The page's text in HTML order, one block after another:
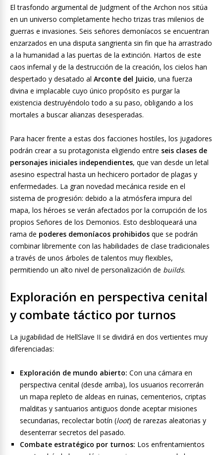
El trasfondo argumental de Judgment of the Archon nos sitúa
en un universo completamente hecho trizas tras milenios de
guerras e invasiones. Seis señores demoníacos se encuentran
enzarzados en una disputa sangrienta sin fin que ha arrastrado
a la humanidad a las puertas de la extinción. Hartos de este
caos infernal y de la destrucción de la creación, los cielos han
despertado y desatado al Arconte del Juicio, una fuerza
divina e implacable cuyo único propósito es purgar la
existencia destruyéndolo todo a su paso, obligando a los
mortales a buscar alianzas desesperadas.
Para hacer frente a estas dos facciones hostiles, los jugadores
podrán crear a su protagonista eligiendo entre seis clases de
personajes iniciales independientes, que van desde un letal
asesino espectral hasta un hechicero portador de plagas y
enfermedades. La gran novedad mecánica reside en el
sistema de progresión: debido a la atmósfera impura del
mapa, los héroes se verán afectados por la corrupción de los
propios Señores de los Demonios. Esto desbloqueará una
rama de poderes demoníacos prohibidos que se podrán
combinar libremente con las habilidades de clase tradicionales
a través de unos árboles de talentos muy flexibles,
permitiendo un alto nivel de personalización de builds.
Exploración en perspectiva cenital
y combate táctico por turnos
La jugabilidad de HellSlave II se dividirá en dos vertientes muy
diferenciadas:
Exploración de mundo abierto: Con una cámara en
perspectiva cenital (desde arriba), los usuarios recorrerán
un mapa repleto de aldeas en ruinas, cementerios, criptas
malditas y santuarios antiguos donde aceptar misiones
secundarias, recolectar botín (loot) de rarezas aleatorias y
desenterrar secretos del pasado.
Combate estratégico por turnos: Los enfrentamientos